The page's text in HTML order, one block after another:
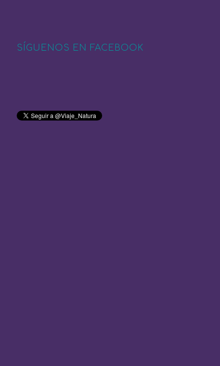
SÍGUENOS EN FACEBOOK